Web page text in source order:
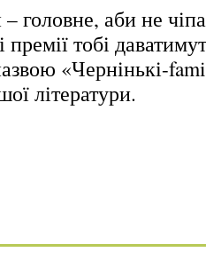
головне, аби не
премії тобі
«Чернінькі-
літератури.